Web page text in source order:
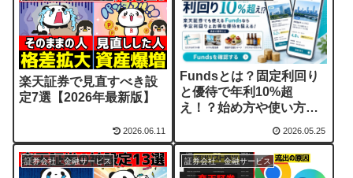
楽天証券で見直すべき設
定7選【2026年最新版】
2026.06.11
Fundsとは？固定利回り
と優待で年利10%超
え！？始め方や使い方を
2026.05.25
証券会社・金融サービス 証券会社・金融サービス